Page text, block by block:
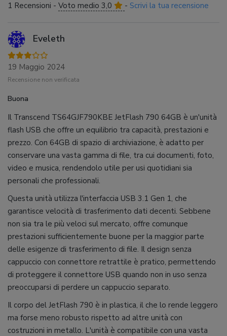
1 Recensioni - Voto medio 3,0 - Scrivi la tua recensione
Eveleth
19 Maggio 2024
Recensione non verificata
Buona
Il Transcend TS64GJF790KBE JetFlash 790 64GB è un'unità
flash USB che offre un equilibrio tra capacità, prestazioni e
prezzo. Con 64GB di spazio di archiviazione, è adatto per
conservare una vasta gamma di file, tra cui documenti, foto,
video e musica, rendendolo utile per usi quotidiani sia
personali che professionali.
Questa unità utilizza l'interfaccia USB 3.1 Gen 1, che
garantisce velocità di trasferimento dati decenti. Sebbene
non sia tra le più veloci sul mercato, offre comunque
prestazioni sufficientemente buone per la maggior parte
delle esigenze di trasferimento di file. Il design senza
cappuccio con connettore retrattile è pratico, permettendo
di proteggere il connettore USB quando non in uso senza
preoccuparsi di perdere un cappuccio separato.
Il corpo del JetFlash 790 è in plastica, il che lo rende leggero
ma forse meno robusto rispetto ad altre unità con
costruzioni in metallo. L'unità è compatibile con una vasta